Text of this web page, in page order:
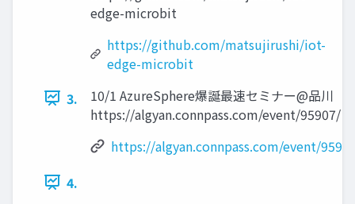
edge-microbit
https://github.com/matsujirushi/iot-
edge-microbit
3.
10/1 AzureSphere爆誕最速セミナー@品川
https://algyan.connpass.com/event/95907/
https://algyan.connpass.com/event/
4.